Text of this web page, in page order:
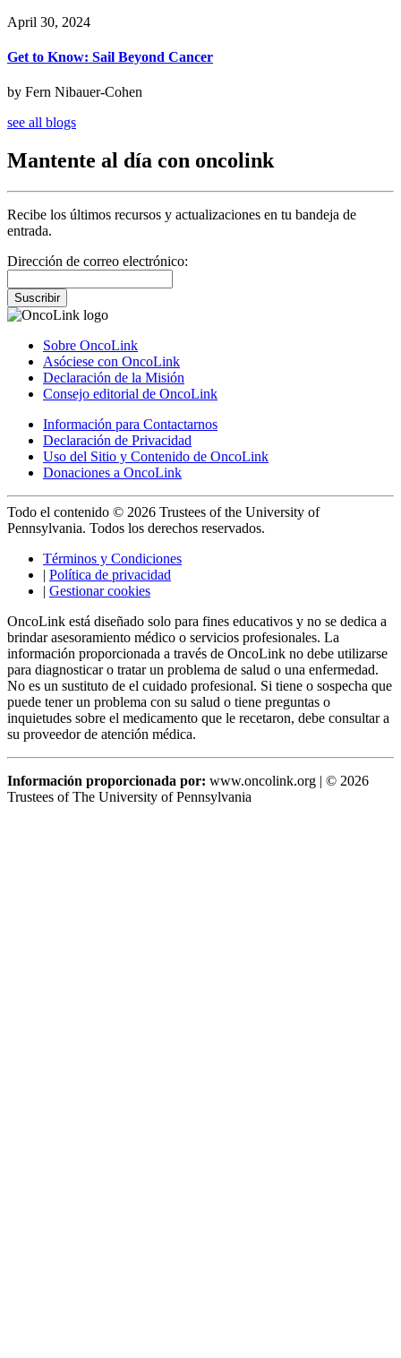
April 30, 2024
Get to Know: Sail Beyond Cancer
by Fern Nibauer-Cohen
see all blogs
Mantente al día con oncolink
Recibe los últimos recursos y actualizaciones en tu bandeja de
entrada.
Dirección de correo electrónico:
Suscribir
Sobre OncoLink
Asóciese con OncoLink
Declaración de la Misión
Consejo editorial de OncoLink
Información para Contactarnos
Declaración de Privacidad
Uso del Sitio y Contenido de OncoLink
Donaciones a OncoLink
Todo el contenido © 2026 Trustees of the University of
Pennsylvania. Todos los derechos reservados.
Términos y Condiciones
| Política de privacidad
| Gestionar cookies
OncoLink está diseñado solo para fines educativos y no se dedica a
brindar asesoramiento médico o servicios profesionales. La
información proporcionada a través de OncoLink no debe utilizarse
para diagnosticar o tratar un problema de salud o una enfermedad.
No es un sustituto de el cuidado profesional. Si tiene o sospecha que
puede tener un problema con su salud o tiene preguntas o
inquietudes sobre el medicamento que le recetaron, debe consultar a
su proveedor de atención médica.
Información proporcionada por: www.oncolink.org | © 2026
Trustees of The University of Pennsylvania